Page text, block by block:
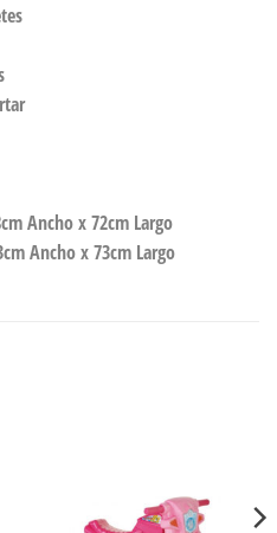
Ancho x 72cm Largo
Ancho x 73cm Largo